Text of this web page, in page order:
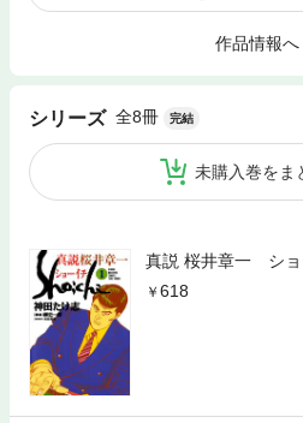
作品情報へ
シリーズ 全8冊 完結
未購入巻をま
真説 桜井章一 シ
618